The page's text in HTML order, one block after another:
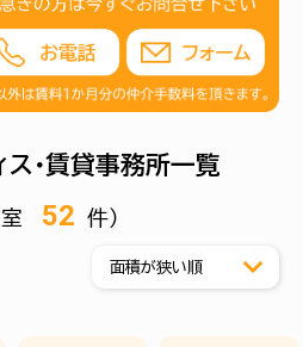
・賃貸事務所一覧
52 件）